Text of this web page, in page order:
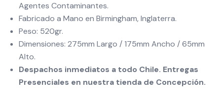
Agentes Contaminantes.
Fabricado a Mano en Birmingham, Inglaterra.
Peso: 520gr.
Dimensiones: 275mm Largo / 175mm Ancho / 65mm
Alto.
Despachos inmediatos a todo Chile. Entregas
Presenciales en nuestra tienda de Concepción.